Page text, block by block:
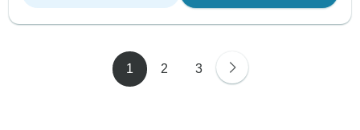
1 2 3